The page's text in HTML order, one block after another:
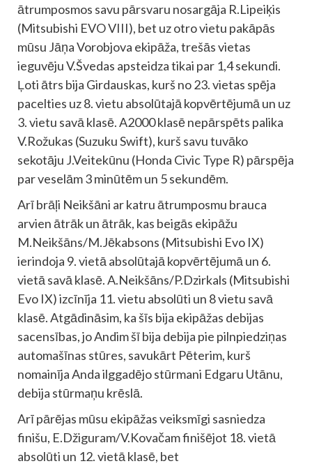
ātrumposmos savu pārsvaru nosargāja R.Lipeiķis
(Mitsubishi EVO VIII), bet uz otro vietu pakāpās
mūsu Jāņa Vorobjova ekipāža, trešās vietas
ieguvēju V.Švedas apsteidza tikai par 1,4 sekundi.
Ļoti ātrs bija Girdauskas, kurš no 23. vietas spēja
pacelties uz 8. vietu absolūtajā kopvērtējumā un uz
3. vietu savā klasē. A2000 klasē nepārspēts palika
V.Rožukas (Suzuku Swift), kurš savu tuvāko
sekotāju J.Veitekūnu (Honda Civic Type R) pārspēja
par veselām 3 minūtēm un 5 sekundēm.
Arī brāļi Neikšāni ar katru ātrumposmu brauca
arvien ātrāk un ātrāk, kas beigās ekipāžu
M.Neikšāns/M.Jēkabsons (Mitsubishi Evo IX)
ierindoja 9. vietā absolūtajā kopvērtējumā un 6.
vietā savā klasē. A.Neikšāns/P.Dzirkals (Mitsubishi
Evo IX) izcīnīja 11. vietu absolūti un 8 vietu savā
klasē. Atgādināsim, ka šīs bija ekipāžas debijas
sacensības, jo Andim šī bija debija pie pilnpiedziņas
automašīnas stūres, savukārt Pēterim, kurš
nomainīja Anda ilggadējo stūrmani Edgaru Utānu,
debija stūrmaņu krēslā.
Arī pārējas mūsu ekipāžas veiksmīgi sasniedza
finišu, E.Džiguram/V.Kovačam finišējot 18. vietā
absolūti un 12. vietā klasē, bet